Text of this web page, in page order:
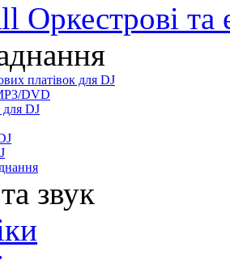
Оркестрові та
платівок для DJ
DVD
для DJ
звук